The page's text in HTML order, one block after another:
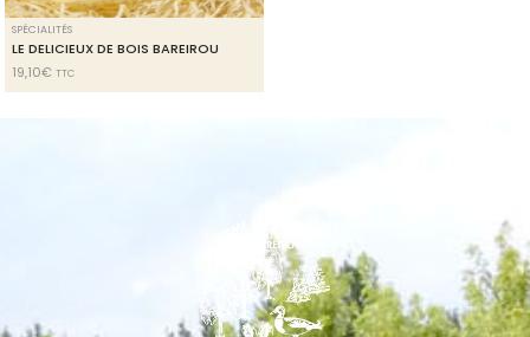
SPÉCIALITÉS
LE DELICIEUX DE BOIS BAREIROU
19,10€ TTC